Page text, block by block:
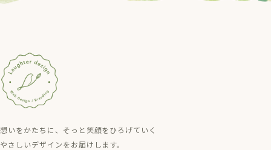
想いをかたちに、そっと笑顔をひろげていく
やさしいデザインをお届けします。